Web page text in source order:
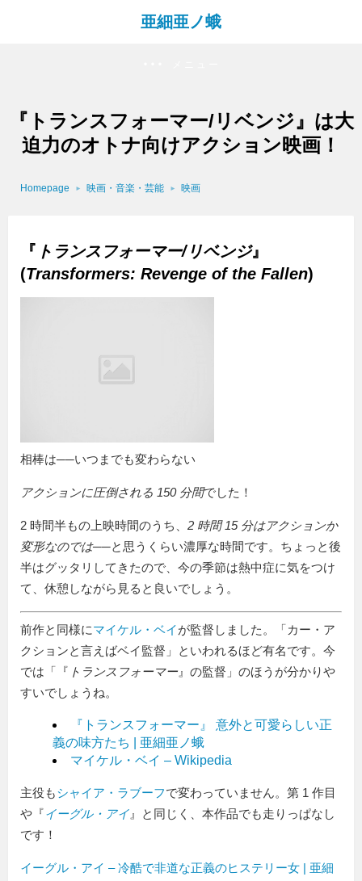
亜細亜ノ蛾
『トランスフォーマー/リベンジ』は大
迫力のオトナ向けアクション映画！
Homepage 映画・音楽・芸能 映画
『 トランスフォーマー/リベンジ』
(Transformers: Revenge of the Fallen)
相棒は──いつまでも変わらない
アクションに圧倒される 150 分間でした！
2 時間半もの上映時間のうち、 2 時間 15 分はアクションか
変形なのでは──と思うくらい濃厚な時間です。ちょっと後
半はグッタリしてきたので、今の季節は熱中症に気をつけ
て、休憩しながら見ると良いでしょう。
前作と同様にマイケル・ベイが監督しました。「カー・ア
クションと言えばベイ監督」といわれるほど有名です。今
では「『 トランスフォーマー 』の監督」のほうが分かりや
すいでしょうね。
『トランスフォーマー』 意外と可愛らしい正
義の味方たち | 亜細亜ノ蛾
マイケル・ベイ – Wikipedia
主役もシャイア・ラブーフで変わっていません。第 1 作目
や『イーグル・アイ 』と同じく、本作品でも走りっぱなし
です！
イーグル・アイ – 冷酷で非道な正義のヒステリー女 | 亜細